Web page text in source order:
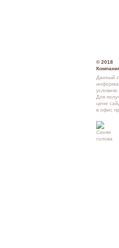
© 2018
Данный
Для
цене
в офис